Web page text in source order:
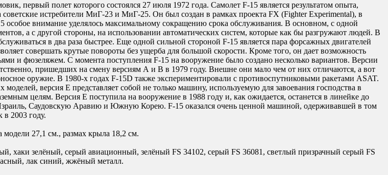
первый полет которого состоялся 27 июля 1972 года. Самолет F-15 является результатом опыта,
истребители МиГ-23 и МиГ-25. Он был создан в рамках проекта FX (Fighter Experimental), в
внимание уделялось максимальному сокращению срока обслуживания. В основном, с одной
а с другой стороны, на использовании автоматических систем, которые как бы разгружают людей. В
в два раза быстрее. Еще одной сильной стороной F-15 является пара форсажных двигателей
совершать крутые повороты без ущерба для большой скорости. Кроме того, он дает возможность
и фюзеляжем. С момента поступления F-15 на вооружение было создано несколько вариантов. Версии
пришедших на смену версиям А и В в 1979 году. Внешне они мало чем от них отличаются, а вот
оружие. В 1980-х годах F-15D также экспериментировали с противоспутниковыми ракетами ASAT.
версия E представляет собой не только машину, используемую для завоевания господства в
целям. Версия E поступила на вооружение в 1988 году и, как ожидается, останется в линейке до
Саудовскую Аравию и Южную Корею. F-15 оказался очень ценной машиной, одерживавшей в том
2003 году.
27,1 см., размах крыла 18,2 см.
хаки зелёный, серый авиационный, зелёный FS 34102, серый FS 36081, светлый призрачный серый FS
лак синий, жжёный металл.